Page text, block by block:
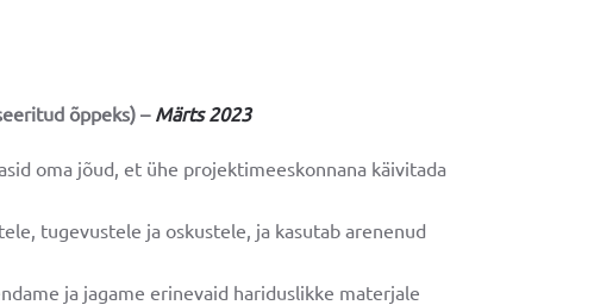
õppeks) –Märts 2023
oma jõud, et ühe projektimeeskonnana käivitada
tugevustele ja oskustele, ja kasutab arenenud
ja jagame erinevaid hariduslikke materjale